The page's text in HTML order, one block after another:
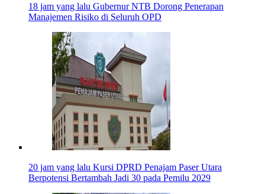
18 jam yang lalu Gubernur NTB Dorong Penerapan
Manajemen Risiko di Seluruh OPD
20 jam yang lalu Kursi DPRD Penajam Paser Utara
Berpotensi Bertambah Jadi 30 pada Pemilu 2029